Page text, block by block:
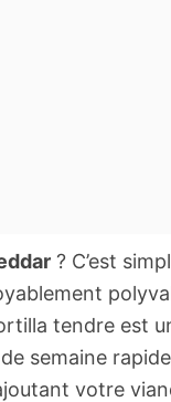
? C’est
tendre est
semaine
votre